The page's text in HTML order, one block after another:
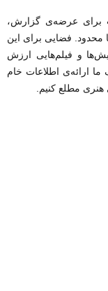
برای عرضه‌ی گزارش‌،
محدود. فضایی برای این
و فیلم‌هایی ارزش
ارائه‌ی اطلاعات خام
مطلع کنیم.